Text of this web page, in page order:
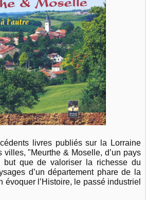
livres publiés sur la Lorraine
"Meurthe & Moselle, d’un pays
but que de valoriser la richesse du
d’un département phare de la
évoquer l’Histoire, le passé industriel